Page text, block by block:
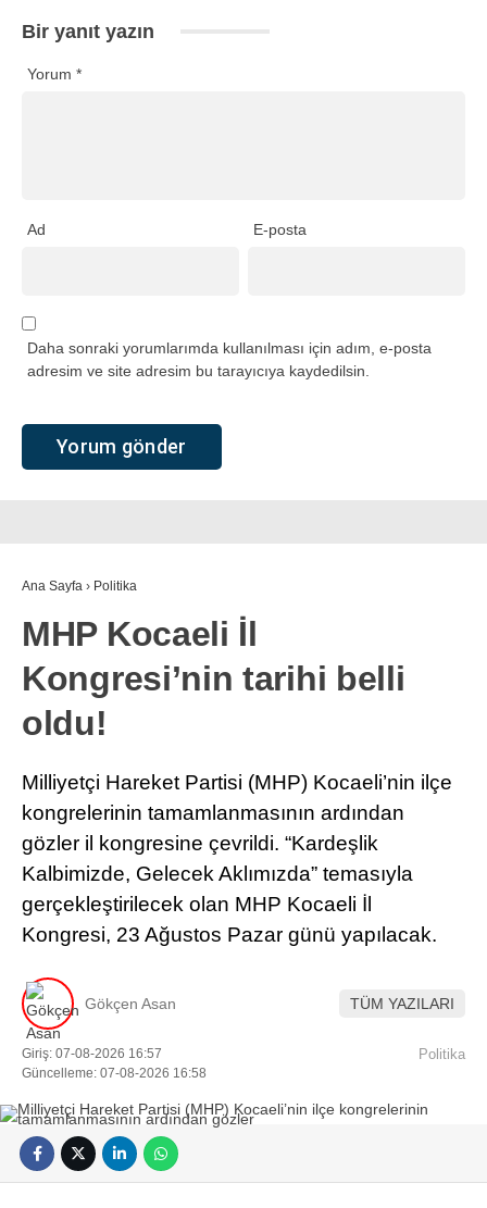
Bir yanıt yazın
Yorum *
Ad E-posta
Daha sonraki yorumlarımda kullanılması için adım, e-posta
adresim ve site adresim bu tarayıcıya kaydedilsin.
Ana Sayfa › Politika
MHP Kocaeli İl
Kongresi’nin tarihi belli
oldu!
Milliyetçi Hareket Partisi (MHP) Kocaeli’nin ilçe
kongrelerinin tamamlanmasının ardından
gözler il kongresine çevrildi. “Kardeşlik
Kalbimizde, Gelecek Aklımızda” temasıyla
gerçekleştirilecek olan MHP Kocaeli İl
Kongresi, 23 Ağustos Pazar günü yapılacak.
Gökçen Asan TÜM YAZILARI
Giriş: 07-08-2026 16:57
Güncelleme: 07-08-2026 16:58
Politika